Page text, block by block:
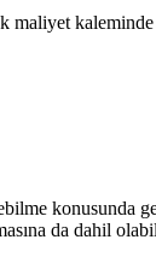
kaleminde
konusunda
da dahil